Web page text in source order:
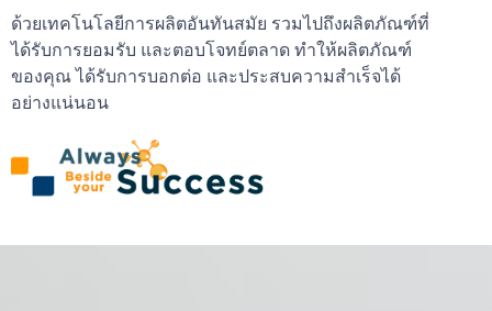
ด้วยเทคโนโลยีการผลิตอันทันสมัย รวมไปถึงผลิตภัณฑ์ที่
ได้รับการยอมรับ และตอบโจทย์ตลาด ทำให้ผลิตภัณฑ์
ของคุณ ได้รับการบอกต่อ และประสบความสำเร็จได้
อย่างแน่นอน